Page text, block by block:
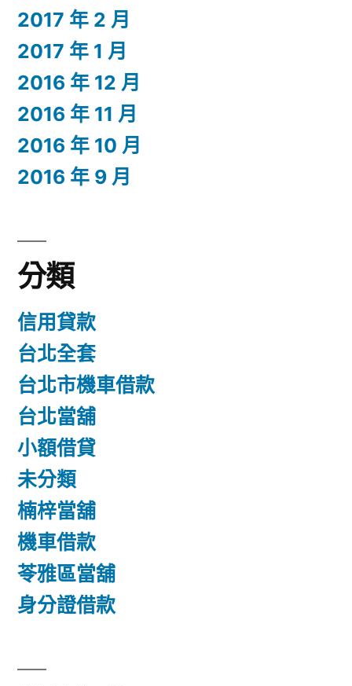
2017 年 2 月
2017 年 1 月
2016 年 12 月
2016 年 11 月
2016 年 10 月
2016 年 9 月
分類
信用貸款
台北全套
台北市機車借款
台北當舖
小額借貸
未分類
楠梓當舖
機車借款
苓雅區當舖
身分證借款